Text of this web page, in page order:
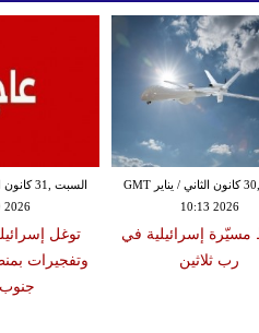
2026
توغل
وتفجيرات
جنوب
الجمعة ,30 كانون الثاني / يناير GMT
10:13 2026
إسرائيلية في
رب ثلاثين